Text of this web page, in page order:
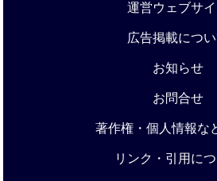
運営ウェブサイ
広告掲載につ
お知らせ
お問合せ
著作権・個人情報な
リンク・引用に